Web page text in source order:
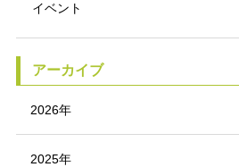
イベント
アーカイブ
2026年
2025年